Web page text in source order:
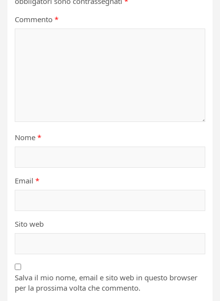
Commento *
Nome *
Email *
Sito web
Salva il mio nome, email e sito web in questo browser
per la prossima volta che commento.